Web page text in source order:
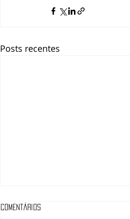
Posts recentes
Comentários